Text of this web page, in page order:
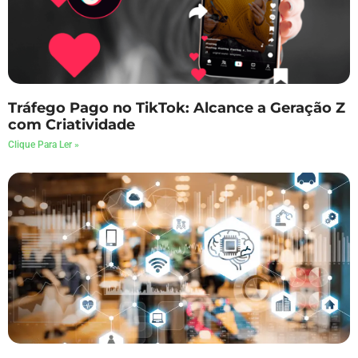
Tráfego Pago no TikTok: Alcance a Geração Z
com Criatividade
Clique Para Ler »